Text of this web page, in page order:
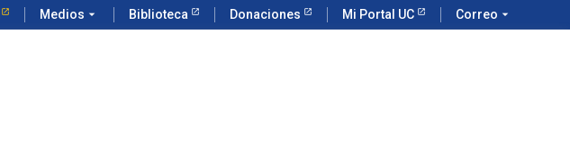
Medios arrow_drop_down Biblioteca Donaciones Mi Portal UC Correo arrow_drop_down